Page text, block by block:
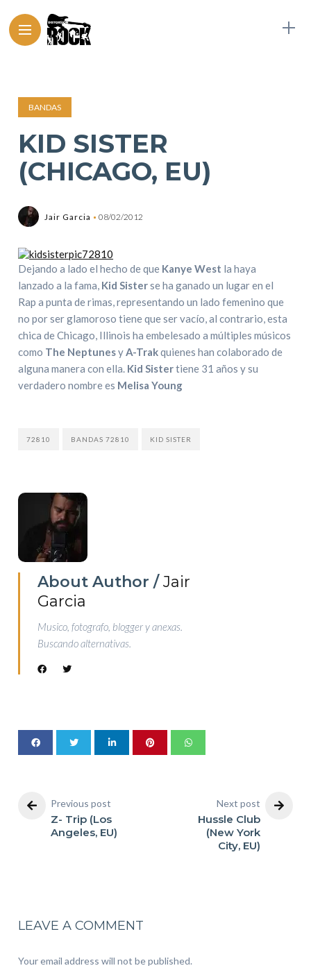
BANDAS
KID SISTER
(CHICAGO, EU)
Jair Garcia 08/02/2012
Dejando a lado el hecho de que Kanye West la haya
lanzado a la fama, Kid Sisterse ha ganado un lugar en el
Rap a punta de rimas, representando un lado femenino que
no por ser glamoroso tiene que ser vacío, al contrario, esta
chica de Chicago, Illinois ha embelesado a múltiples músicos
como The NeptunesyA-Trakquienes han colaborado de
alguna manera con ella. Kid Sistertiene 31 años y su
verdadero nombre es Melisa Young
72810 BANDAS 72810 KID SISTER
About Author /Jair
Garcia
Musico, fotografo, blogger y anexas.
Buscando alternativas.
Previous post
Z- Trip (Los
Angeles, EU)
Next post
Hussle Club
(New York
City, EU)
LEAVE A COMMENT
Your email address will not be published.